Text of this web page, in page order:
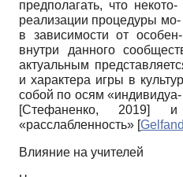
предполагать, что
реализации процедуры мо-
в зависимости от
внутри данного
актуальным
и характера игры в
собой по осям
[Стефаненко, 2019]
и
«расслабленность» [
Влияние на учителей